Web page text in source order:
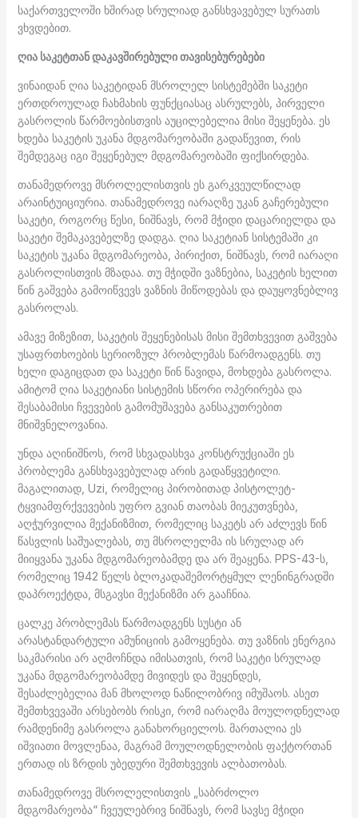
საქართველოში ხშირად სრულიად განსხვავებულ სურათს
ვხვდებით.
ღია საკეტთან დაკავშირებული თავისებურებები
ვინაიდან ღია საკეტიდან მსროლელ სისტემებში საკეტი
ერთდროულად ჩახმახის ფუნქციასაც ასრულებს, პირველი
გასროლის წარმოებისთვის აუცილებელია მისი შეყენება. ეს
ხდება საკეტის უკანა მდგომარეობაში გადაწევით, რის
შემდეგაც იგი შეყენებულ მდგომარეობაში ფიქსირდება.
თანამედროვე მსროლელისთვის ეს გარკვეულწილად
არაინტუიციურია. თანამედროვე იარაღზე უკან გაჩერებული
საკეტი, როგორც წესი, ნიშნავს, რომ მჭიდი დაცარიელდა და
საკეტი შემაკავებელზე დადგა. ღია საკეტიან სისტემაში კი
საკეტის უკანა მდგომარეობა, პირიქით, ნიშნავს, რომ იარაღი
გასროლისთვის მზადაა. თუ მჭიდში ვაზნებია, საკეტის ხელით
წინ გაშვება გამოიწვევს ვაზნის მიწოდებას და დაუყოვნებლივ
გასროლას.
ამავე მიზეზით, საკეტის შეყენებისას მისი შემთხვევით გაშვება
უსაფრთხოების სერიოზულ პრობლემას წარმოადგენს. თუ
ხელი დაგიცდათ და საკეტი წინ წავიდა, მოხდება გასროლა.
ამიტომ ღია საკეტიანი სისტემის სწორი ოპერირება და
შესაბამისი ჩვევების გამომუშავება განსაკუთრებით
მნიშვნელოვანია.
უნდა აღინიშნოს, რომ სხვადასხვა კონსტრუქციაში ეს
პრობლემა განსხვავებულად არის გადაწყვეტილი.
მაგალითად, Uzi, რომელიც პირობითად პისტოლეტ-
ტყვიამფრქვევების უფრო გვიან თაობას მიეკუთვნება,
აღჭურვილია მექანიზმით, რომელიც საკეტს არ აძლევს წინ
წასვლის საშუალებას, თუ მსროლელმა ის სრულად არ
მიიყვანა უკანა მდგომარეობამდე და არ შეაყენა. PPS-43-ს,
რომელიც 1942 წელს ბლოკადაშემორტყმულ ლენინგრადში
დაპროექტდა, მსგავსი მექანიზმი არ გააჩნია.
ცალკე პრობლემას წარმოადგენს სუსტი ან
არასტანდარტული ამუნიციის გამოყენება. თუ ვაზნის ენერგია
საკმარისი არ აღმოჩნდა იმისათვის, რომ საკეტი სრულად
უკანა მდგომარეობამდე მივიდეს და შეყენდეს,
შესაძლებელია მან მხოლოდ ნაწილობრივ იმუშაოს. ასეთ
შემთხვევაში არსებობს რისკი, რომ იარაღმა მოულოდნელად
რამდენიმე გასროლა განახორციელოს. მართალია ეს
იშვიათი მოვლენაა, მაგრამ მოულოდნელობის ფაქტორთან
ერთად ის ზრდის უბედური შემთხვევის ალბათობას.
თანამედროვე მსროლელისთვის „საბრძოლო
მდგომარეობა“ ჩვეულებრივ ნიშნავს, რომ სავსე მჭიდი